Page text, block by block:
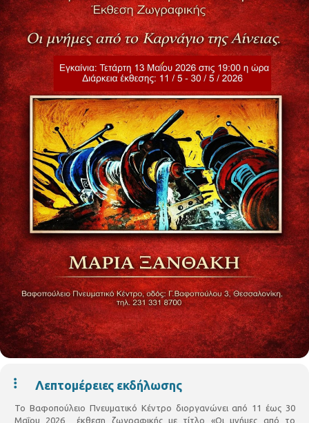
Λεπτομέρειες εκδήλωσης
Το Βαφοπούλειο Πνευματικό Κέντρο διοργανώνει από 11 έως 30
Μαΐου 2026 έκθεση ζωγραφικής με τίτλο «Οι μνήμες από το